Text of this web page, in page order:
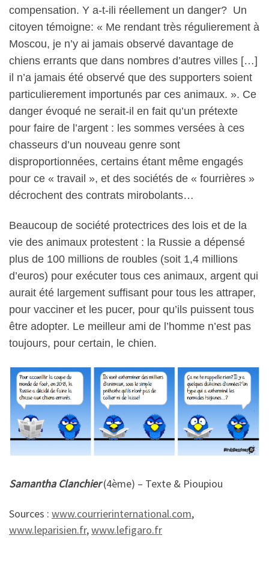
compensation. Y a-t-ili réellement un danger? Un
citoyen témoigne: « Me rendant très régulierement à
Moscou, je n’y ai jamais observé davantage de
chiens errants que dans nombres d’autres villes […]
il n’a jamais été observé que des supporters soient
particulierement importunés par ces animaux. ». Ce
danger évoqué ne serait-il en fait qu’un prétexte
pour faire de l’argent : les sommes versées à ces
chasseurs d’un nouveau genre sont
disproportionnées, certains étant même engagés
pour ce « travail », et des sociétés de « fourrières »
décrochent des contrats mirobolants…
Beaucoup de société protectrices des lois et de la
vie des animaux protestent : la Russie a dépensé
plus de 100 millions de roubles (soit 1,4 millions
d’euros) pour exécuter tous ces animaux, argent qui
aurait été largement suffisant pour tous les attraper,
pour vacciner et les pucer, pour qu’ils puissent tous
être adopter. Le meilleur ami de l’homme n’est pas
toujours, pour certain, le chien.
Samantha Clanchier(4ème) – Texte & Pioupiou
Sources : www.courrierinternational.com,
www.leparisien.fr,www.lefigaro.fr